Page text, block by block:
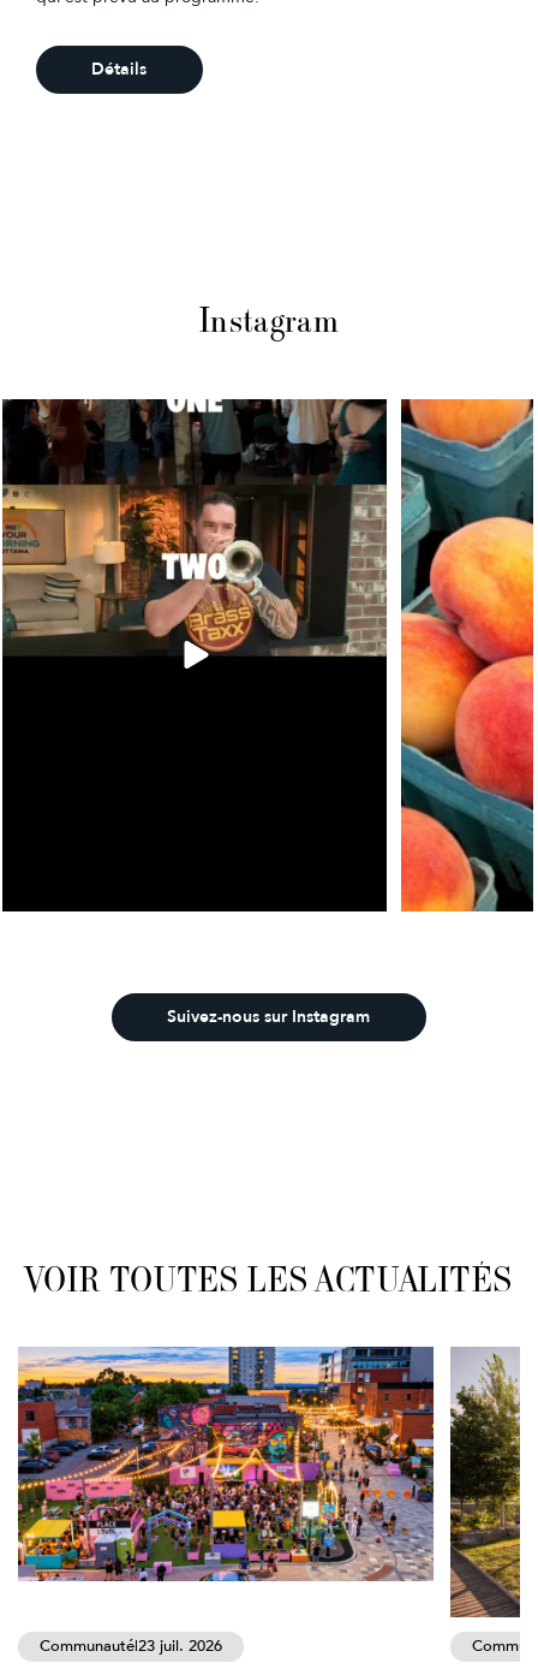
Détails
Instagram
Suivez-nous sur Instagram
VOIR TOUTES LES ACTUALITÉS
Communauté|23 juil. 2026